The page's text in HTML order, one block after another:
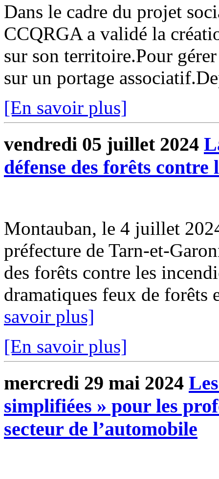
Dans le cadre du projet
CCQRGA a validé la
sur son territoire.Pour
sur un portage
[En savoir plus]
vendredi 05 juillet 2024
défense des forêts contre
Montauban, le 4 juillet
préfecture de Tarn-et-
des forêts contre les
dramatiques feux de forêts
savoir plus]
[En savoir plus]
mercredi 29 mai 2024
simplifiées » pour les
secteur de l’automobile